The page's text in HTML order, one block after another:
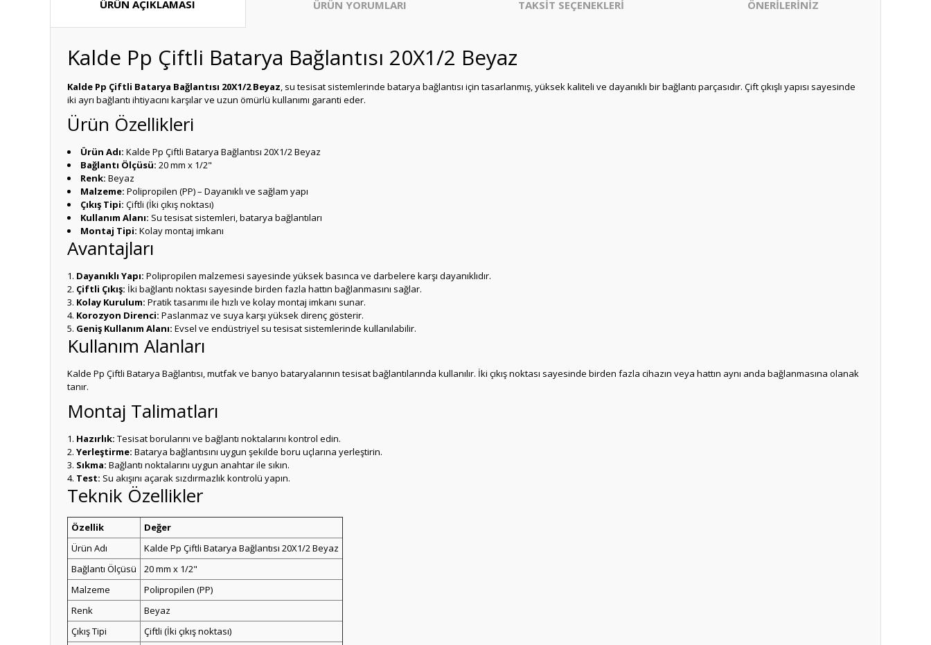
ÜRÜN AÇIKLAMASI ÜRÜN YORUMLARI TAKSİT SEÇENEKLERİ ÖNERİLERİNİZ
Kalde Pp Çiftli Batarya Bağlantısı 20X1/2 Beyaz
Kalde Pp Çiftli Batarya Bağlantısı 20X1/2 Beyaz, su tesisat sistemlerinde batarya bağlantısı için tasarlanmış, yüksek kaliteli ve dayanıklı bir bağlantı parçasıdır. Çift çıkışlı yapısı sayesinde
iki ayrı bağlantı ihtiyacını karşılar ve uzun ömürlü kullanımı garanti eder.
Ürün Özellikleri
Ürün Adı: Kalde Pp Çiftli Batarya Bağlantısı 20X1/2 Beyaz
Bağlantı Ölçüsü: 20 mm x 1/2"
Renk: Beyaz
Malzeme: Polipropilen (PP) – Dayanıklı ve sağlam yapı
Çıkış Tipi: Çiftli (İki çıkış noktası)
Kullanım Alanı: Su tesisat sistemleri, batarya bağlantıları
Montaj Tipi: Kolay montaj imkanı
Avantajları
Dayanıklı Yapı: Polipropilen malzemesi sayesinde yüksek basınca ve darbelere karşı dayanıklıdır.
Çiftli Çıkış: İki bağlantı noktası sayesinde birden fazla hattın bağlanmasını sağlar.
Kolay Kurulum: Pratik tasarımı ile hızlı ve kolay montaj imkanı sunar.
Korozyon Direnci: Paslanmaz ve suya karşı yüksek direnç gösterir.
Geniş Kullanım Alanı: Evsel ve endüstriyel su tesisat sistemlerinde kullanılabilir.
Kullanım Alanları
Kalde Pp Çiftli Batarya Bağlantısı, mutfak ve banyo bataryalarının tesisat bağlantılarında kullanılır. İki çıkış noktası sayesinde birden fazla cihazın veya hattın aynı anda bağlanmasına olanak
tanır.
Montaj Talimatları
Hazırlık: Tesisat borularını ve bağlantı noktalarını kontrol edin.
Yerleştirme: Batarya bağlantısını uygun şekilde boru uçlarına yerleştirin.
Sıkma: Bağlantı noktalarını uygun anahtar ile sıkın.
Test: Su akışını açarak sızdırmazlık kontrolü yapın.
Teknik Özellikler
Özellik
Değer
Ürün Adı
Kalde Pp Çiftli Batarya Bağlantısı 20X1/2 Beyaz
Bağlantı Ölçüsü
20 mm x 1/2"
Malzeme
Polipropilen (PP)
Renk
Beyaz
Çıkış Tipi
Çiftli (İki çıkış noktası)